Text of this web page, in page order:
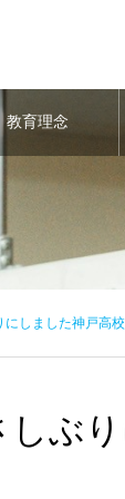
教育理念
しました神戸高
ぶ